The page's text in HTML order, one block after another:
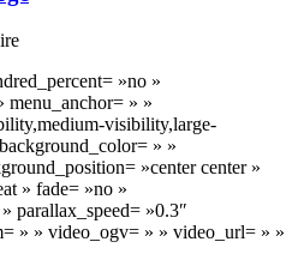
»no »
menu_anchor= » »
visibility,large-
» »
»center center »
» fade= »no »
parallax_speed= »0.3″
» » video_ogv= » » video_url= » »